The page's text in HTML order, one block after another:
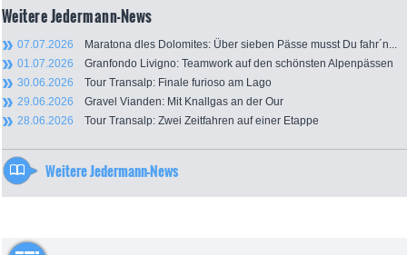
Weitere Jedermann-News
07.07.2026 Maratona dles Dolomites: Über sieben Pässe musst Du fahr´n...
01.07.2026 Granfondo Livigno: Teamwork auf den schönsten Alpenpässen
30.06.2026 Tour Transalp: Finale furioso am Lago
29.06.2026 Gravel Vianden: Mit Knallgas an der Our
28.06.2026 Tour Transalp: Zwei Zeitfahren auf einer Etappe
Weitere Jedermann-News